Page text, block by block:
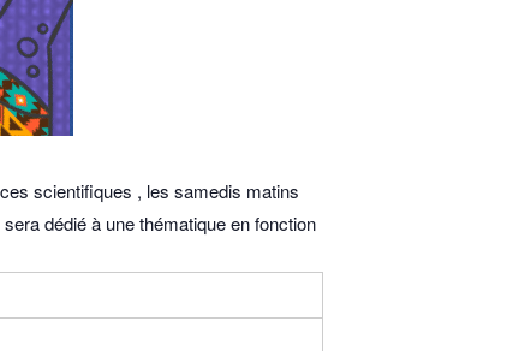
scientifiques , les samedis matins
dédié à une thématique en fonction